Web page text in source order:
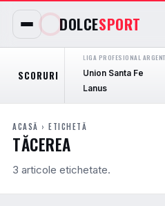
DOLCESPORT
SCORURI
LIGA PROFESIONAL
Union Santa Fe
Lanus
ACASĂ › ETICHETĂ
TĂCEREA
3 articole etichetate.